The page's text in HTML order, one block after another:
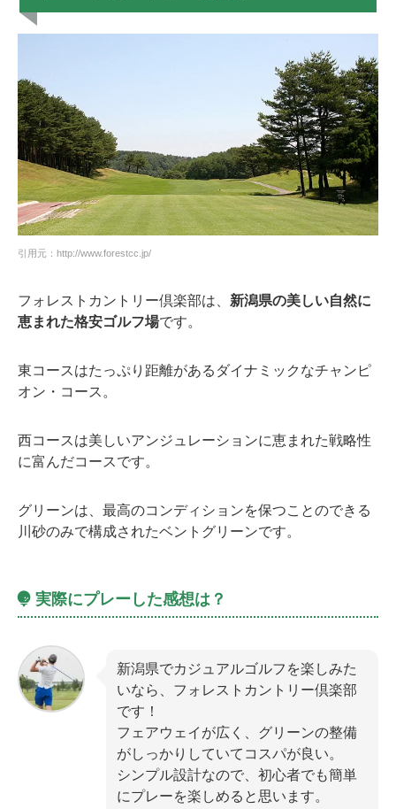
引用元：http://www.forestcc.jp/
フォレストカントリー倶楽部は、 新潟県の美しい自然に
恵まれた格安ゴルフ場です。
東コースはたっぷり距離があるダイナミックなチャンピ
オン・コース。
西コースは美しいアンジュレーションに恵まれた戦略性
に富んだコースです。
グリーンは、最高のコンディションを保つことのできる
川砂のみで構成されたベントグリーンです。
実際にプレーした感想は？
新潟県でカジュアルゴルフを楽しみた
いなら、フォレストカントリー倶楽部
です！
フェアウェイが広く、グリーンの整備
がしっかりしていてコスパが良い。
シンプル設計なので、初心者でも簡単
にプレーを楽しめると思います。